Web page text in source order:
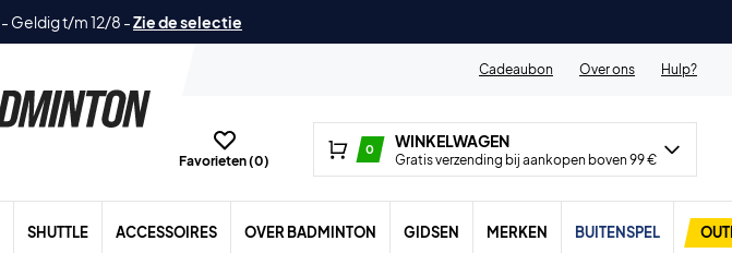
- Geldig t/m 12/8 -Zie de selectie
Cadeaubon
Over ons Hulp?
Favorieten (0)
0 WINKELWAGEN
Gratis verzending bij aankopen boven 99 €
SHUTTLE ACCESSOIRES OVER BADMINTON GIDSEN MERKEN BUITENSPEL